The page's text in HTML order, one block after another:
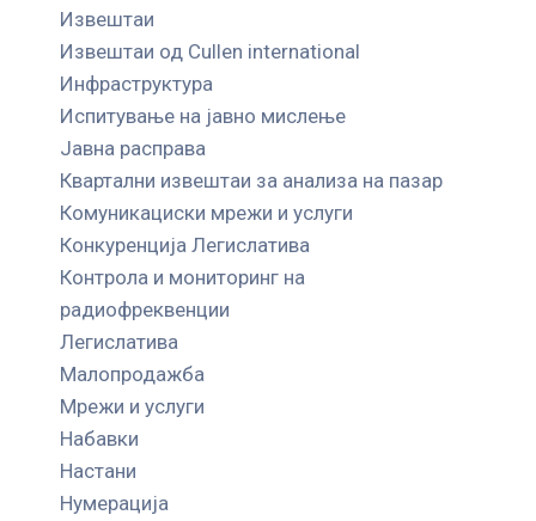
Извештаи
Извештаи од Cullen international
Инфраструктура
Испитување на јавно мислење
Јавна расправа
Квартални извештаи за анализа на пазар
Комуникациски мрежи и услуги
Конкуренција Легислатива
Контрола и мониторинг на
радиофреквенции
Легислатива
Малопродажба
Мрежи и услуги
Набавки
Настани
Нумерација